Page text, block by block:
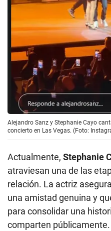
Alejandro Sanz y Stephanie Cayo
concierto en Las Vegas. (Foto:
Actualmente, Stephanie
atraviesan una de las
relación. La actriz
una amistad genuina y
para consolidar una
comparten públicamente.